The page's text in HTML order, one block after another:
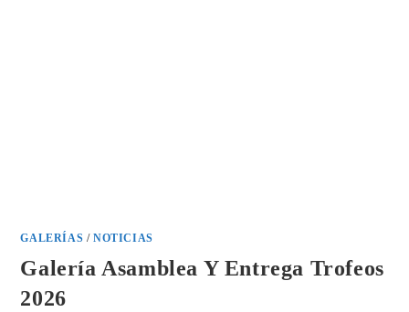
GALERÍAS /NOTICIAS
Galería Asamblea Y Entrega Trofeos
2026